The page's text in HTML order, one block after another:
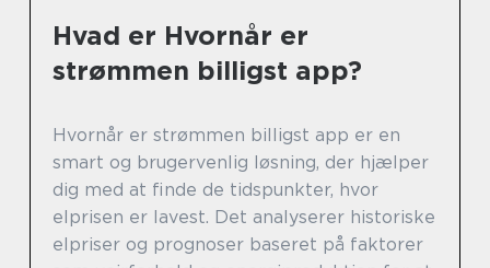
Hvad er Hvornår er
strømmen billigst app?
Hvornår er strømmen billigst app er en
smart og brugervenlig løsning, der hjælper
dig med at finde de tidspunkter, hvor
elprisen er lavest. Det analyserer historiske
elpriser og prognoser baseret på faktorer